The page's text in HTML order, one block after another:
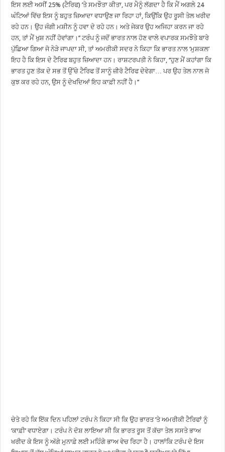
ਇਸ ਲਈ ਅਸੀਂ 25% (ਟੈਰਿਫ) ’ਤੇ ਸਮਝੌਤਾ ਕੀਤਾ, ਪਰ ਮੈਨੂੰ ਲੱਗਦਾ ਹੈ ਕਿ ਮੈਂ ਅਗਲੇ 24
ਘੰਟਿਆਂ ਵਿੱਚ ਇਸ ਨੂੰ ਬਹੁਤ ਜ਼ਿਆਦਾ ਵਧਾਉਣ ਜਾ ਰਿਹਾ ਹਾਂ, ਕਿਉਂਕਿ ਉਹ ਰੂਸੀ ਤੇਲ ਖਰੀਦ
ਰਹੇ ਹਨ। ਉਹ ਜੰਗੀ ਮਸ਼ੀਨ ਨੂੰ ਹਵਾ ਦੇ ਰਹੇ ਹਨ। ਅਤੇ ਜੇਕਰ ਉਹ ਅਜਿਹਾ ਕਰਨ ਜਾ ਰਹੇ
ਹਨ, ਤਾਂ ਮੈਂ ਖੁਸ਼ ਨਹੀਂ ਹੋਵਾਂਗਾ।’’ ਟਰੰਪ ਨੂੰ ਜਦੋਂ ਭਾਰਤ ਨਾਲ ਹੋਣ ਵਾਲੇ ਵਪਾਰਕ ਸਮਝੌਤੇ ਬਾਰੇ
ਪੁੱਛਿਆ ਗਿਆ ਜੋ ਨੇੜੇ ਜਾਪਦਾ ਸੀ, ਤਾਂ ਅਮਰੀਕੀ ਸਦਰ ਨੇ ਕਿਹਾ ਕਿ ਭਾਰਤ ਨਾਲ ‘ਮੁਸ਼ਕਲ’
ਇਹ ਹੈ ਕਿ ਇਸ ਦੇ ਟੈਰਿਫ ਬਹੁਤ ਜ਼ਿਆਦਾ ਹਨ। ਰਾਸ਼ਟਰਪਤੀ ਨੇ ਕਿਹਾ, ‘‘ਹੁਣ ਮੈਂ ਕਹਾਂਗਾ ਕਿ
ਭਾਰਤ ਹੁਣ ਤੱਕ ਦੇ ਸਭ ਤੋਂ ਉੱਚੇ ਟੈਰਿਫ ਤੋਂ ਸਾਨੂੰ ਜ਼ੀਰੋ ਟੈਰਿਫ ਦੇਵੇਗਾ… ਪਰ ਉਹ ਤੇਲ ਨਾਲ ਜੋ
ਕੁਝ ਕਰ ਰਹੇ ਹਨ, ਉਸ ਨੂੰ ਦੇਖਦਿਆਂ ਇਹ ਕਾਫ਼ੀ ਨਹੀਂ ਹੈ।’’
ਚੇਤੇ ਰਹੇ ਕਿ ਇੱਕ ਦਿਨ ਪਹਿਲਾਂ ਟਰੰਪ ਨੇ ਕਿਹਾ ਸੀ ਕਿ ਉਹ ਭਾਰਤ ’ਤੇ ਅਮਰੀਕੀ ਟੈਰਿਫਾਂ ਨੂੰ
‘ਕਾਫ਼ੀ’ ਵਧਾਏਗਾ। ਟਰੰਪ ਨੇ ਦੋਸ਼ ਲਾਇਆ ਸੀ ਕਿ ਭਾਰਤ ਰੂਸ ਤੋਂ ਕੱਚਾ ਤੇਲ ਸਸਤੇ ਭਾਅ
ਖਰੀਦ ਕੇ ਇਸ ਨੂੰ ਅੱਗੇ ਮੁਨਾਫ਼ੇ ਲਈ ਮਹਿੰਗੇ ਭਾਅ ਵੇਚ ਰਿਹਾ ਹੈ। ਹਾਲਾਂਕਿ ਟਰੰਪ ਦੇ ਇਸ